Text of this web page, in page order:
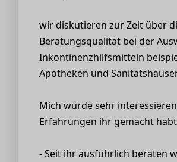
wir diskutieren zur Zeit über
Beratungsqualität bei der
Inkontinenzhilfsmitteln
Apotheken und
Mich würde sehr
Erfahrungen ihr gemacht
- Seit ihr ausführlich beraten